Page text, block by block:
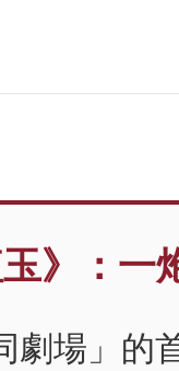
玉》：一
劇場」的